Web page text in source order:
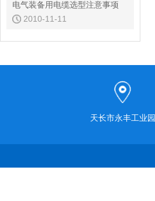
电气装备用电缆选型注意事项
2010-11-11
天长市永丰工业园